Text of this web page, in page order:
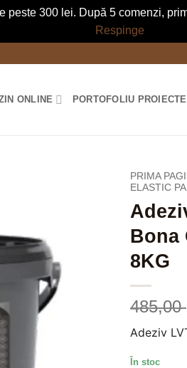
peste 300 lei. După 5 comenzi,
Respinge
ONLINE PORTOFOLIU PROIECTE
PRIMA
ELASTIC
Bona
8KG
485,00
Adeziv
În stoc